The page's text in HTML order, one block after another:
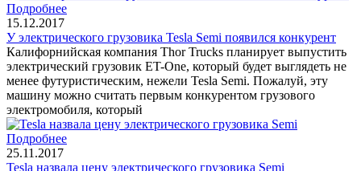
Подробнее
15.12.2017
У электрического грузовика Tesla Semi появился конкурент
Калифорнийская компания Thor Trucks планирует выпустить
электрический грузовик ET-One, который будет выглядеть не
менее футуристическим, нежели Tesla Semi. Пожалуй, эту
машину можно считать первым конкурентом грузового
электромобиля, который
Подробнее
25.11.2017
Tesla назвала цену электрического грузовика Semi